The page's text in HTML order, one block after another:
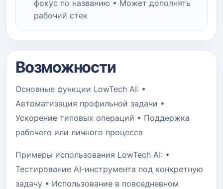
фокус по названию • Может дополнять
рабочий стек
Возможности
Основные функции LowTech AI: •
Автоматизация профильной задачи •
Ускорение типовых операций • Поддержка
рабочего или личного процесса
Примеры использования LowTech AI: •
Тестирование AI-инструмента под конкретную
задачу • Использование в повседневном